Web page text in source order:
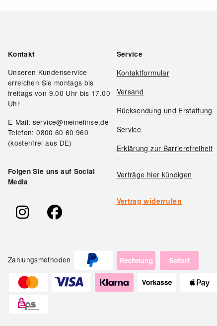
Kontakt
Unseren Kundenservice
erreichen Sie montags bis
freitags von 9.00 Uhr bis 17.00
Uhr
E-Mail: service@meinelinse.de
Telefon: 0800 60 60 960
(kostenfrei aus DE)
Folgen Sie uns auf Social
Media
Service
Kontaktformular
Versand
Rücksendung und Erstattung
Service
Erklärung zur Barrierefreiheit
Verträge hier kündigen
Vertrag widerrufen
Zahlungsmethoden